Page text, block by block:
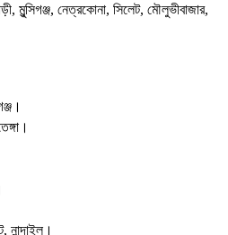
মুন্সিগঞ্জ, নেত্রকোনা, সিলেট, মৌলুভীবাজার,
নান্দাইল।